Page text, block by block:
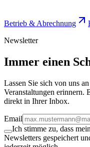
Betrieb & Abrechnung
Newsletter
Immer einen
Lassen Sie sich von uns
Veranstaltungen erinnern.
direkt in Ihrer Inbox.
Email
Ich stimme zu, dass
Newsletters gespeichert